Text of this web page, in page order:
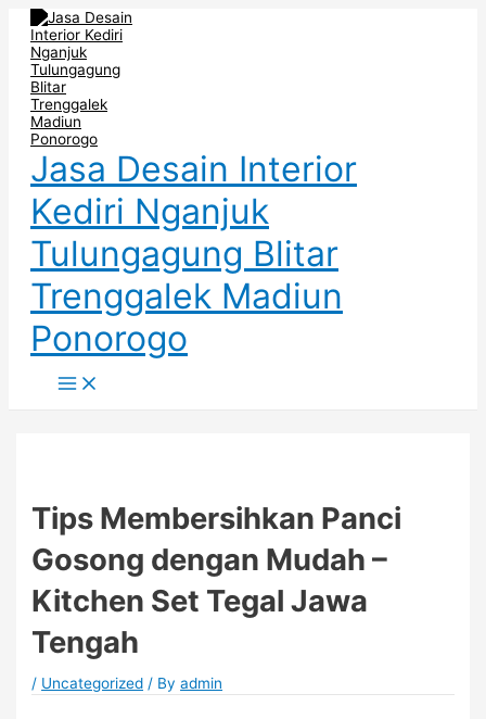
Skip
content
Jasa Desain Interior
Kediri Nganjuk
Tulungagung Blitar
Trenggalek Madiun
Ponorogo
Menu
Tips Membersihkan Panci
Gosong dengan Mudah –
Kitchen Set Tegal Jawa
Tengah
/ Uncategorized / Byadmin
Post
navigation